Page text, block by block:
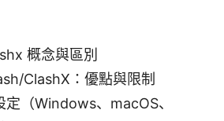
概念與區別
ClashX：優點與限制
定（Windows、macOS、